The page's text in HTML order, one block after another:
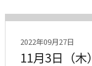
2022年09月27日
11月3日（